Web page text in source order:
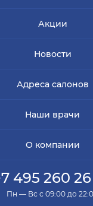
Акции
Новости
Адреса салонов
Наши врачи
О компании
495 260
Пн — Вс с 09:00 до